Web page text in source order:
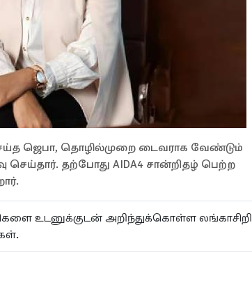
ஜெபா, தொழில்முறை டைவராக வேண்டும்
செய்தார். தற்போது AIDA4 சான்றிதழ் பெற்ற
உடனுக்குடன் அறிந்துக்கொள்ள லங்காசிறி